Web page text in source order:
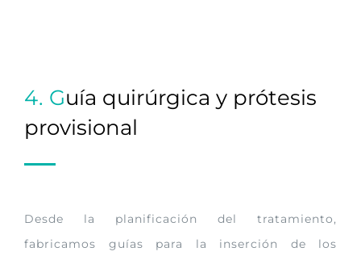
4. Guía quirúrgica y prótesis
provisional
Desde la planificación del tratamiento,
fabricamos guías para la inserción de los